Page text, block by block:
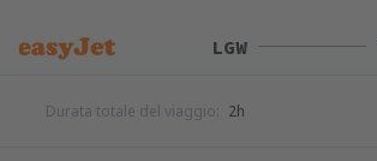
LGW
Durata totale del viaggio: 2h